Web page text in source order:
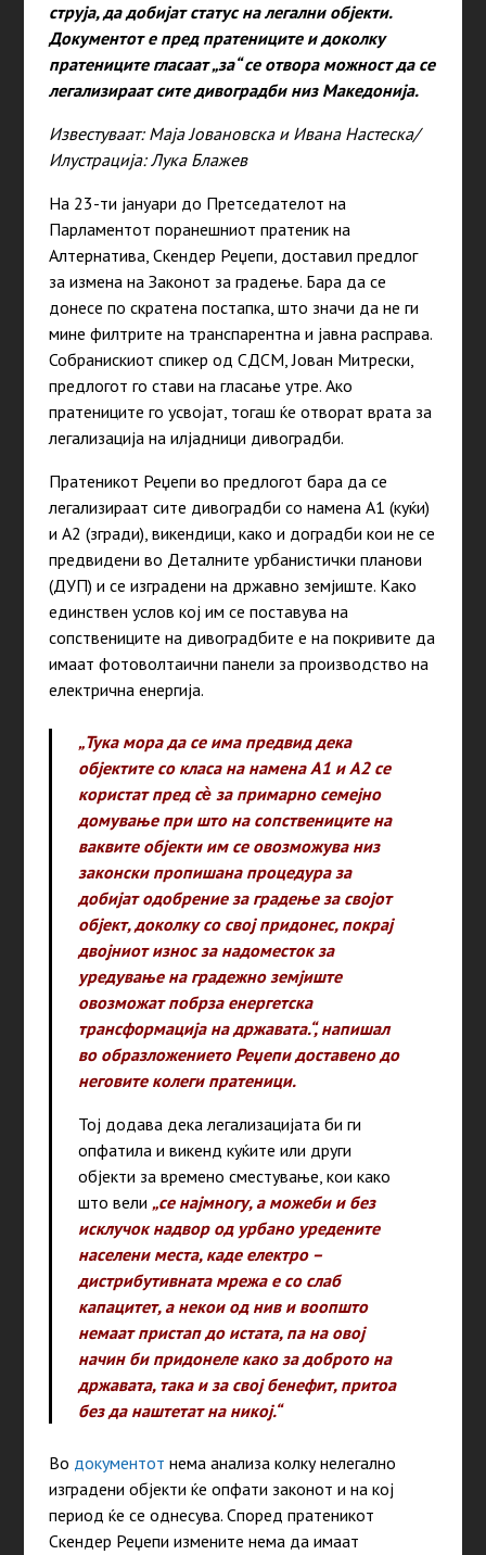
струја, да добијат статус на легални објекти.
Документот е пред пратениците и доколку
пратениците гласаат „за“ се отвора можност да се
легализираат сите дивоградби низ Македонија.
Известуваат: Маја Јовановска и Ивана Настеска/
Илустрација: Лука Блажев
На 23-ти јануари до Претседателот на
Парламентот поранешниот пратеник на
Алтернатива, Скендер Реџепи, доставил предлог
за измена на Законот за градење. Бара да се
донесе по скратена постапка, што значи да не ги
мине филтрите на транспарентна и јавна расправа.
Собранискиот спикер од СДСМ, Јован Митрески,
предлогот го стави на гласање утре. Ако
пратениците го усвојат, тогаш ќе отворат врата за
легализација на илјадници дивоградби.
Пратеникот Реџепи во предлогот бара да се
легализираат сите дивоградби со намена А1 (куќи)
и А2 (згради), викендици, како и доградби кои не се
предвидени во Деталните урбанистички планови
(ДУП) и се изградени на државно земјиште. Како
единствен услов кој им се поставува на
сопствениците на дивоградбите е на покривите да
имаат фотоволтаични панели за производство на
електрична енергија.
„Тука мора да се има предвид дека
објектите со класа на намена А1 и А2 се
користат пред сѐ за примарно семејно
домување при што на сопствениците на
ваквите објекти им се овозможува низ
законски пропишана процедура за
добијат одобрение за градење за својот
објект, доколку со свој придонес, покрај
двојниот износ за надоместок за
уредување на градежно земјиште
овозможат побрза енергетска
трансформација на државата.“, напишал
во образложението Реџепи доставено до
неговите колеги пратеници.
Тој додава дека легализацијата би ги
опфатила и викенд куќите или други
објекти за времено сместување, кои како
што вели „се најмногу, а можеби и без
исклучок надвор од урбано уредените
населени места, каде електро –
дистрибутивната мрежа е со слаб
капацитет, а некои од нив и воопшто
немаат пристап до истата, па на овој
начин би придонеле како за доброто на
државата, така и за свој бенефит, притоа
без да наштетат на никој.“
Во документот нема анализа колку нелегално
изградени објекти ќе опфати законот и на кој
период ќе се однесува. Според пратеникот
Скендер Реџепи измените нема да имаат